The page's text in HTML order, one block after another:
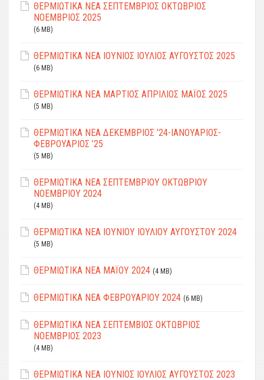
ΘΕΡΜΙΩΤΙΚΑ ΝΕΑ ΣΕΠΤΕΜΒΡΙΟΣ ΟΚΤΩΒΡΙΟΣ
ΝΟΕΜΒΡΙΟΣ 2025
(6 MB)
ΘΕΡΜΙΩΤΙΚΑ ΝΕΑ ΙΟΥΝΙΟΣ ΙΟΥΛΙΟΣ ΑΥΓΟΥΣΤΟΣ 2025
(6 MB)
ΘΕΡΜΙΩΤΙΚΑ ΝΕΑ ΜΑΡΤΙΟΣ ΑΠΡΙΛΙΟΣ ΜΑΪΟΣ 2025
(5 MB)
ΘΕΡΜΙΩΤΙΚΑ ΝΕΑ ΔΕΚΕΜΒΡΙΟΣ ’24-ΙΑΝΟΥΑΡΙΟΣ-
ΦΕΒΡΟΥΑΡΙΟΣ ’25
(5 MB)
ΘΕΡΜΙΩΤΙΚΑ ΝΕΑ ΣΕΠΤΕΜΒΡΙΟΥ ΟΚΤΩΒΡΙΟΥ
ΝΟΕΜΒΡΙΟΥ 2024
(4 MB)
ΘΕΡΜΙΩΤΙΚΑ ΝΕΑ ΙΟΥΝΙΟΥ ΙΟΥΛΙΟΥ ΑΥΓΟΥΣΤΟΥ 2024
(5 MB)
ΘΕΡΜΙΩΤΙΚΑ ΝΕΑ ΜΑΪΟΥ 2024 (4 MB)
ΘΕΡΜΙΩΤΙΚΑ ΝΕΑ ΦΕΒΡΟΥΑΡΙΟΥ 2024 (6 MB)
ΘΕΡΜΙΩΤΙΚΑ ΝΕΑ ΣΕΠΤΕΜΒΙΟΣ ΟΚΤΩΒΡΙΟΣ
ΝΟΕΜΒΡΙΟΣ 2023
(4 MB)
ΘΕΡΜΙΩΤΙΚΑ ΝΕΑ ΙΟΥΝΙΟΣ ΙΟΥΛΙΟΣ ΑΥΓΟΥΣΤΟΣ 2023